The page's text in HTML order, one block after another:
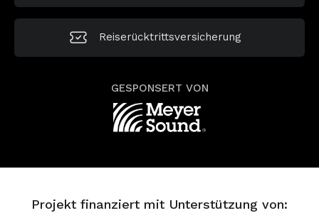
Reiserücktrittsversicherung
GESPONSERT VON
Projekt finanziert mit Unterstützung von: